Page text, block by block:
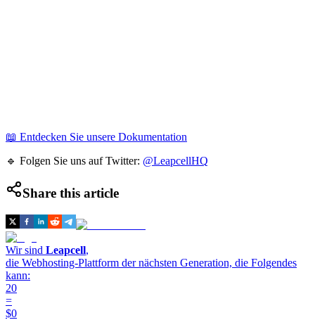
📖 Entdecken Sie unsere Dokumentation
🔹 Folgen Sie uns auf Twitter: @LeapcellHQ
Share this article
Wir sind Leapcell,
die Webhosting-Plattform der nächsten Generation, die Folgendes
kann:
20
=
$0